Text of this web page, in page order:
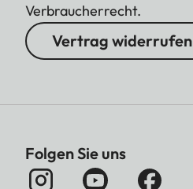
Verbraucherrecht.
Vertrag widerrufen
Folgen Sie uns